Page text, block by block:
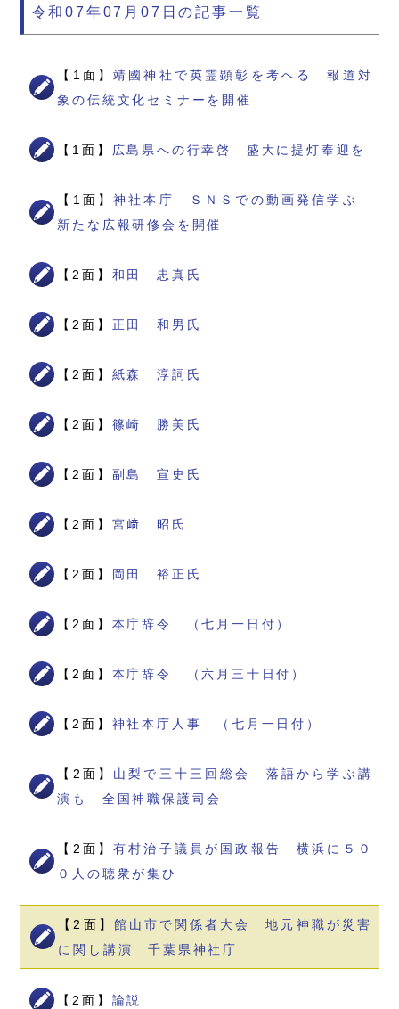
令和07年07月07日の記事一覧
【1面】靖國神社で英霊顕彰を考へる 報道対
象の伝統文化セミナーを開催
【1面】 広島県への行幸啓 盛大に提灯奉迎を
【1面】神社本庁 ＳＮＳでの動画発信学ぶ
新たな広報研修会を開催
【2面】 和田 忠真氏
【2面】 正田 和男氏
【2面】 紙森 淳詞氏
【2面】 篠崎 勝美氏
【2面】 副島 宣史氏
【2面】 宮﨑 昭氏
【2面】 岡田 裕正氏
【2面】 本庁辞令 （七月一日付）
【2面】 本庁辞令 （六月三十日付）
【2面】 神社本庁人事 （七月一日付）
【2面】 山梨で三十三回総会 落語から学ぶ講
演も 全国神職保護司会
【2面】有村治子議員が国政報告 横浜に５０
０人の聴衆が集ひ
【2面】 館山市で関係者大会 地元神職が災害
に関し講演 千葉県神社庁
【2面】 論説